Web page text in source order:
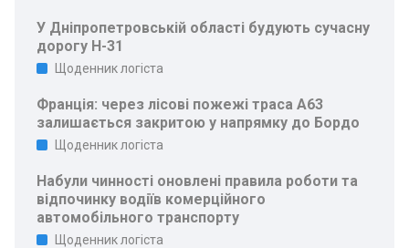
У Дніпропетровській області будують сучасну
дорогу Н-31
Щоденник логіста
Франція: через лісові пожежі траса A63
залишається закритою у напрямку до Бордо
Щоденник логіста
Набули чинності оновлені правила роботи та
відпочинку водіїв комерційного
автомобільного транспорту
Щоденник логіста